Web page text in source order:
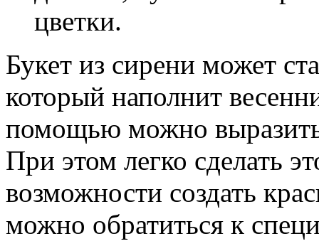
цветки.
Букет из сирени может
который наполнит
помощью можно выразить
При этом легко сделать
возможности создать
можно обратиться к